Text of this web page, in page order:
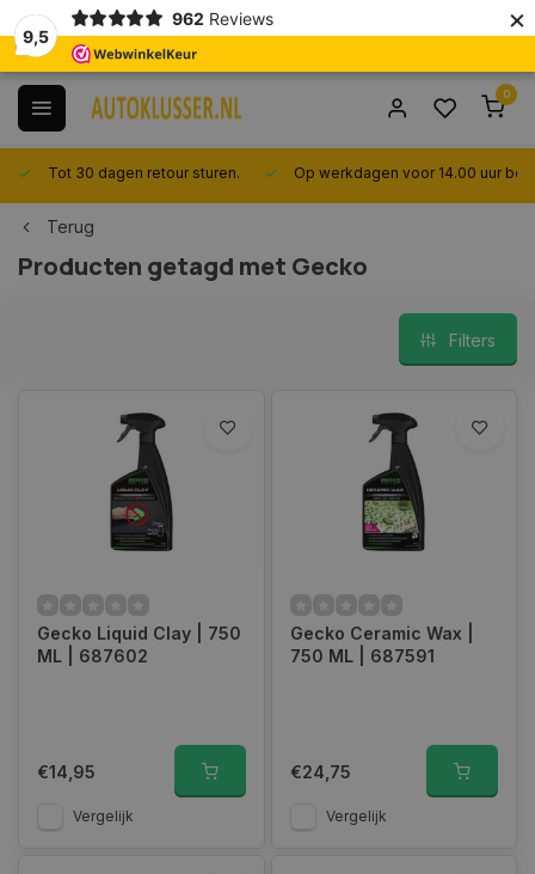
9,5
962 Reviews ×
0
Tot 30 dagen retour sturen. Op werkdagen voor 14.00 uur
Terug
Producten getagd met Gecko
Filters
Gecko Liquid Clay | 750
ML | 687602
€14,95
Vergelijk
Gecko Ceramic Wax |
750 ML | 687591
€24,75
Vergelijk